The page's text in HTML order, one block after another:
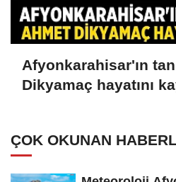
Afyonkarahisar'ın
Dikyamaç hayatını
ÇOK OKUNAN